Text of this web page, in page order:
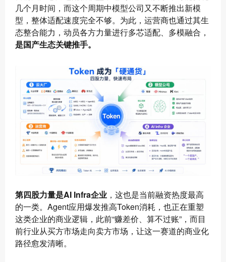
几个月时间，而这个周期中模型公司又不断推出新模
型，整体适配速度完全不够。为此，运营商也通过其生
态整合能力，动员各方力量进行多芯适配、多模融合，
是国产生态关键推手。
第四股力量是AI Infra企业 ，这也是当前融资热度最高
的一类。Agent应用爆发推高Token消耗，也正在重塑
这类企业的商业逻辑，此前“赚差价、算不过账”，而目
前行业从买方市场走向卖方市场，让这一赛道的商业化
路径愈发清晰。